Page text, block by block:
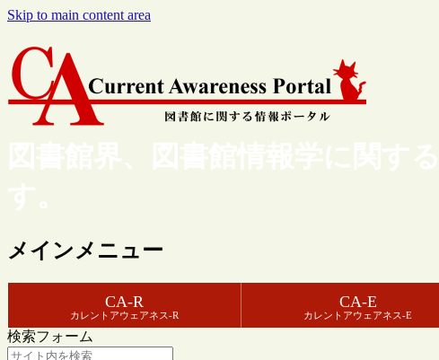
Skip to main content area
図書館界、図書館情報学に関す
す。
メインメニュー
CA-R
カレントアウェアネス-R
CA-E
カレントアウェアネス-E
検索フォーム